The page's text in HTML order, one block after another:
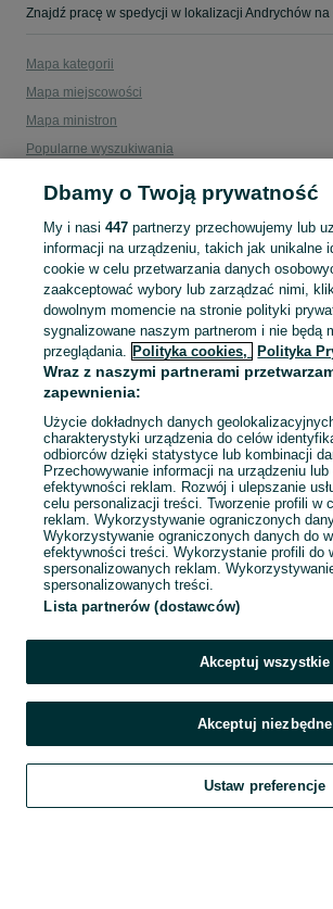
Mapa kategorii
Mapa miejscowości
Mapa ministron
Popularne wyszukiwania
Szukaj Obserwujesz Dodaj
Dbamy o Twoją prywatność
My i nasi447 partnerzy przechowujemy lub
informacji na urządzeniu, takich jak unikalne
cookie w celu przetwarzania danych
zaakceptować wybory lub zarządzać nimi,
dowolnym momencie na stronie polityki
sygnalizowane naszym partnerom i nie będą
przeglądania. Polityka cookies, Polityka
Wraz z naszymi partnerami
zapewnienia:
Użycie dokładnych danych
charakterystyki urządzenia do celów
odbiorców dzięki statystyce lub kombinacji
Przechowywanie informacji na urządzeniu
efektywności reklam. Rozwój i ulepszanie
celu personalizacji treści. Tworzenie profili w
reklam. Wykorzystywanie ograniczonych
Wykorzystywanie ograniczonych danych do
efektywności treści. Wykorzystanie profili do
spersonalizowanych reklam.
spersonalizowanych treści.
Lista partnerów (dostawców)
Akceptuj wszystkie
Akceptuj niezbędne
Ustaw preferencje